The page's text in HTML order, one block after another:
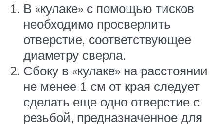
В «кулаке» с помощью тисков
необходимо просверлить
отверстие, соответствующее
диаметру сверла.
Сбоку в «кулаке» на расстоянии
не менее 1 см от края следует
сделать еще одно отверстие с
резьбой, предназначенное для